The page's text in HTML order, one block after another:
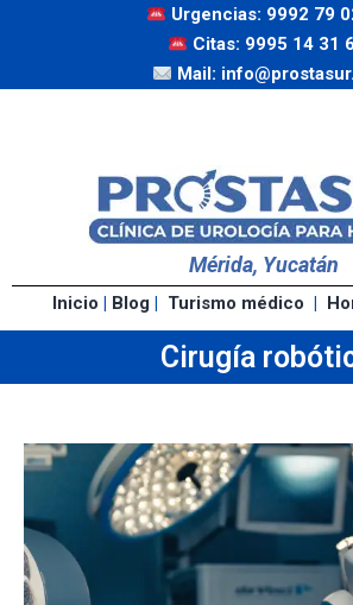
Urgencias: 9992 79
Citas: 9995 14 31
Mail:
Mérida, Yucatán
Inicio | Blog| Turismo médico |
Cirugía